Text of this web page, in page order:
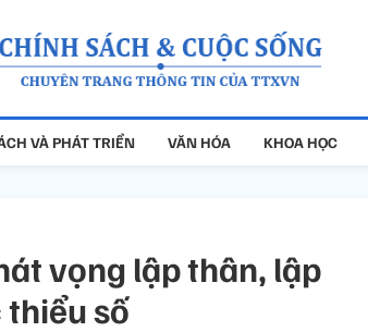
VÀ PHÁT TRIỂN VĂN HÓA KHOA HỌC
vọng lập thân, lập
số